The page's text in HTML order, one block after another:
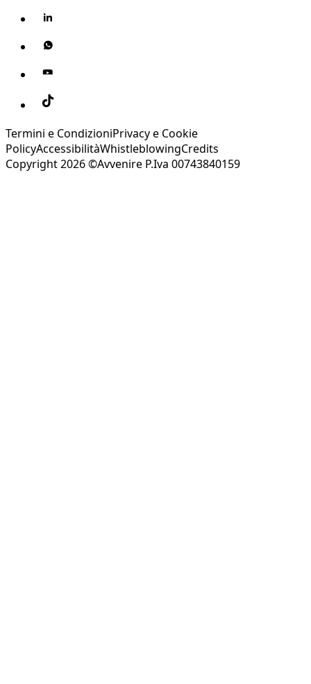
Termini e CondizioniPrivacy e Cookie
PolicyAccessibilitàWhistleblowingCredits
Copyright 2026 ©Avvenire P.Iva 00743840159